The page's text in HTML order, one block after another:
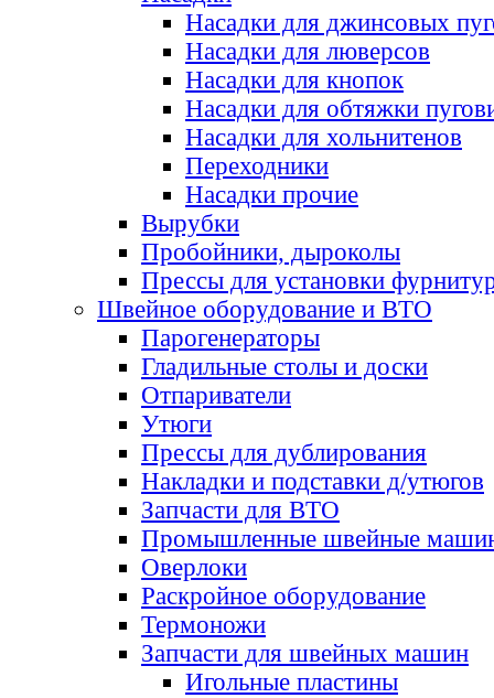
Насадки для джинсовых
Насадки для люверсов
Насадки для кнопок
Насадки для обтяжки
Насадки для хольнитенов
Переходники
Насадки прочие
Вырубки
Пробойники, дыроколы
Прессы для установки
Швейное оборудование и ВТО
Парогенераторы
Гладильные столы и доски
Отпариватели
Утюги
Прессы для дублирования
Накладки и подставки д/утюгов
Запчасти для ВТО
Промышленные швейные
Оверлоки
Раскройное оборудование
Термоножи
Запчасти для швейных машин
Игольные пластины